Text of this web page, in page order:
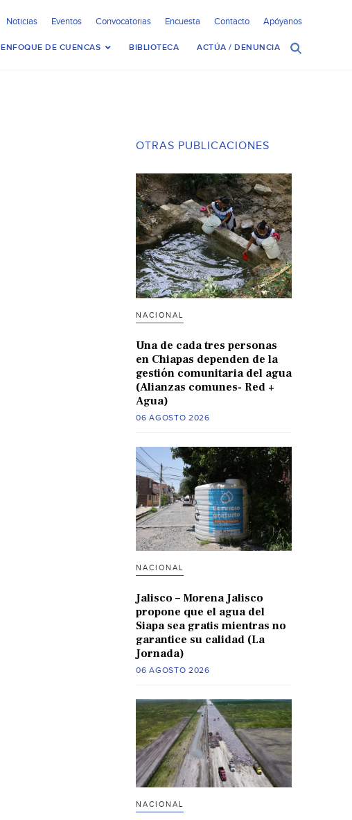
Noticias Eventos Convocatorias Encuesta Contacto Apóyanos
ENFOQUE DE CUENCAS BIBLIOTECA ACTÚA / DENUNCIA
OTRAS PUBLICACIONES
NACIONAL
Una de cada tres personas
en Chiapas dependen de la
gestión comunitaria del agua
(Alianzas comunes- Red +
Agua)
06 AGOSTO 2026
NACIONAL
Jalisco – Morena Jalisco
propone que el agua del
Siapa sea gratis mientras no
garantice su calidad (La
Jornada)
06 AGOSTO 2026
NACIONAL